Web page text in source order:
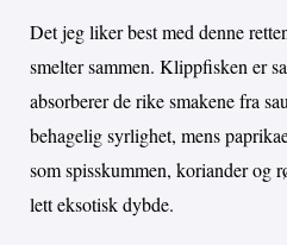
Det jeg liker best med denne
smelter sammen. Klippfisken er
absorberer de rike smakene fra
behagelig syrlighet, mens
som spisskummen, koriander og
lett eksotisk dybde.